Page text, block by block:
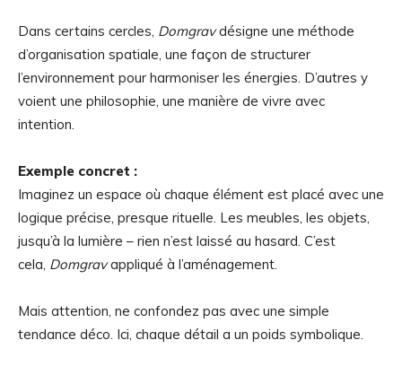
Dans certains cercles, Domgravdésigne une méthode
d’organisation spatiale, une façon de structurer
l’environnement pour harmoniser les énergies. D’autres y
voient une philosophie, une manière de vivre avec
intention.
Exemple concret :
Imaginez un espace où chaque élément est placé avec une
logique précise, presque rituelle. Les meubles, les objets,
jusqu’à la lumière – rien n’est laissé au hasard. C’est
cela, Domgravappliqué à l’aménagement.
Mais attention, ne confondez pas avec une simple
tendance déco. Ici, chaque détail a un poids symbolique.